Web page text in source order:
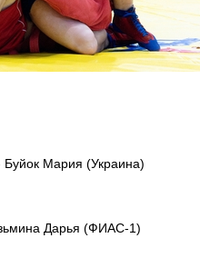
Мария (Украина)
Дарья (ФИАС-1)